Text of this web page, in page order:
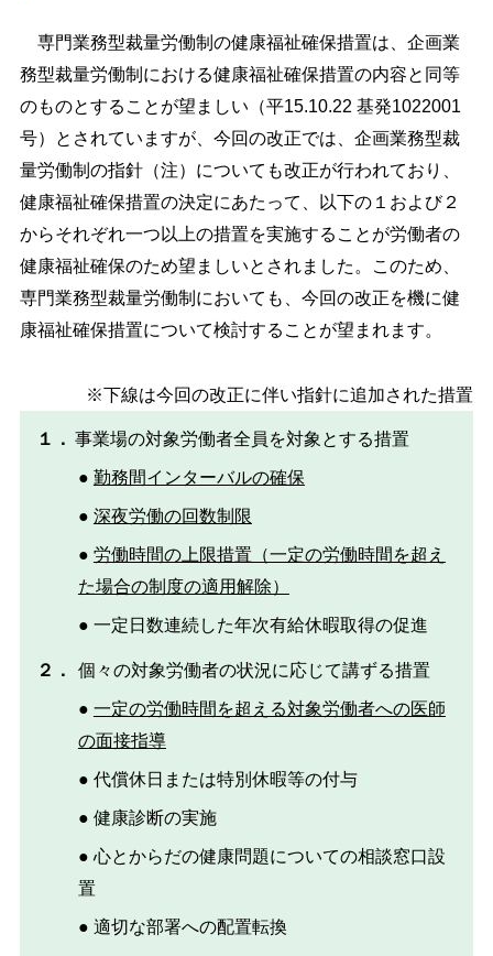
専門業務型裁量労働制の健康福祉確保措置は、企画業
務型裁量労働制における健康福祉確保措置の内容と同等
のものとすることが望ましい（平15.10.22 基発1022001
号）とされていますが、今回の改正では、企画業務型裁
量労働制の指針（注）についても改正が行われており、
健康福祉確保措置の決定にあたって、以下の１および２
からそれぞれ一つ以上の措置を実施することが労働者の
健康福祉確保のため望ましいとされました。このため、
専門業務型裁量労働制においても、今回の改正を機に健
康福祉確保措置について検討することが望まれます。
※下線は今回の改正に伴い指針に追加された措置
１． 事業場の対象労働者全員を対象とする措置
● 勤務間インターバルの確保
● 深夜労働の回数制限
● 労働時間の上限措置（一定の労働時間を超え
た場合の制度の適用解除）
● 一定日数連続した年次有給休暇取得の促進
２．
個々の対象労働者の状況に応じて講ずる措置
● 一定の労働時間を超える対象労働者への医師
の面接指導
● 代償休日または特別休暇等の付与
● 健康診断の実施
● 心とからだの健康問題についての相談窓口設
置
● 適切な部署への配置転換